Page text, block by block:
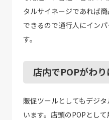
タルサイネージであれば
できるので通行人にイン
す。
店内でPOPがわり
販促ツールとしてもデジ
います。店頭のPOPとし